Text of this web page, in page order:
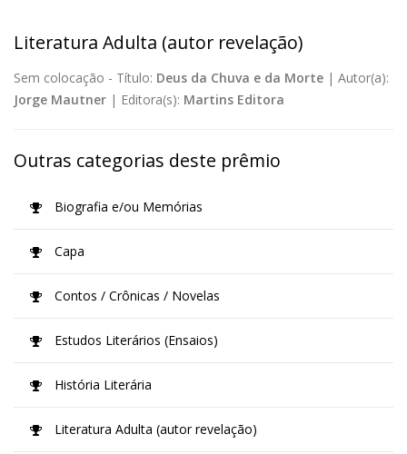
Literatura Adulta (autor revelação)
Sem colocação - Título: Deus da Chuva e da Morte | Autor(a):
Jorge Mautner | Editora(s): Martins Editora
Outras categorias deste prêmio
Biografia e/ou Memórias
Capa
Contos / Crônicas / Novelas
Estudos Literários (Ensaios)
História Literária
Literatura Adulta (autor revelação)